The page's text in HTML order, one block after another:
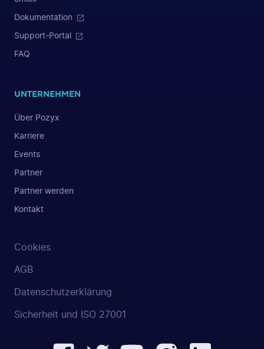
Dokumentation
Support-Portal
FAQ
UNTERNEHMEN
Über Pozyx
Karriere
Events
Partner
Partner werden
Kontakt
Cookies
AGB
Datenschutzerklärung
Sicherheit und ISO 27001